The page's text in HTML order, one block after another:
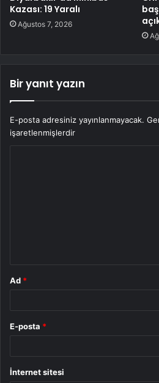
Kazası: 19 Yaralı
Ağustos 7, 2026
Bir yanıt yazın
E-posta adresiniz yayınlanmayacak.
işaretlenmişlerdir
Ad *
E-posta *
İnternet sitesi